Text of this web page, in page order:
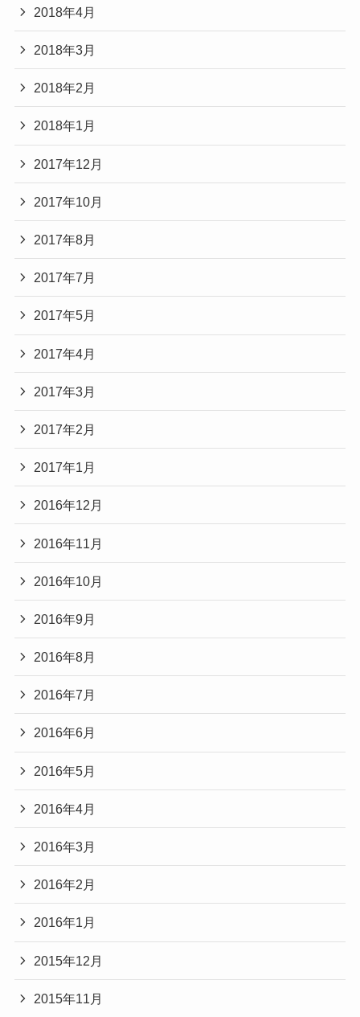
2018年4月
2018年3月
2018年2月
2018年1月
2017年12月
2017年10月
2017年8月
2017年7月
2017年5月
2017年4月
2017年3月
2017年2月
2017年1月
2016年12月
2016年11月
2016年10月
2016年9月
2016年8月
2016年7月
2016年6月
2016年5月
2016年4月
2016年3月
2016年2月
2016年1月
2015年12月
2015年11月